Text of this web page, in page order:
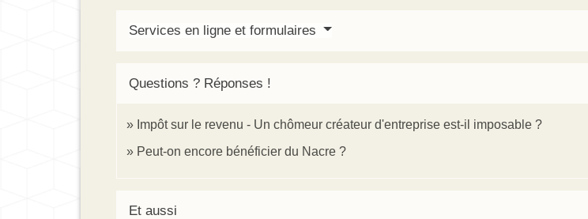
Services en ligne et formulaires
Questions ? Réponses !
Impôt sur le revenu - Un chômeur créateur d'entreprise est-il imposable ?
Peut-on encore bénéficier du Nacre ?
Et aussi